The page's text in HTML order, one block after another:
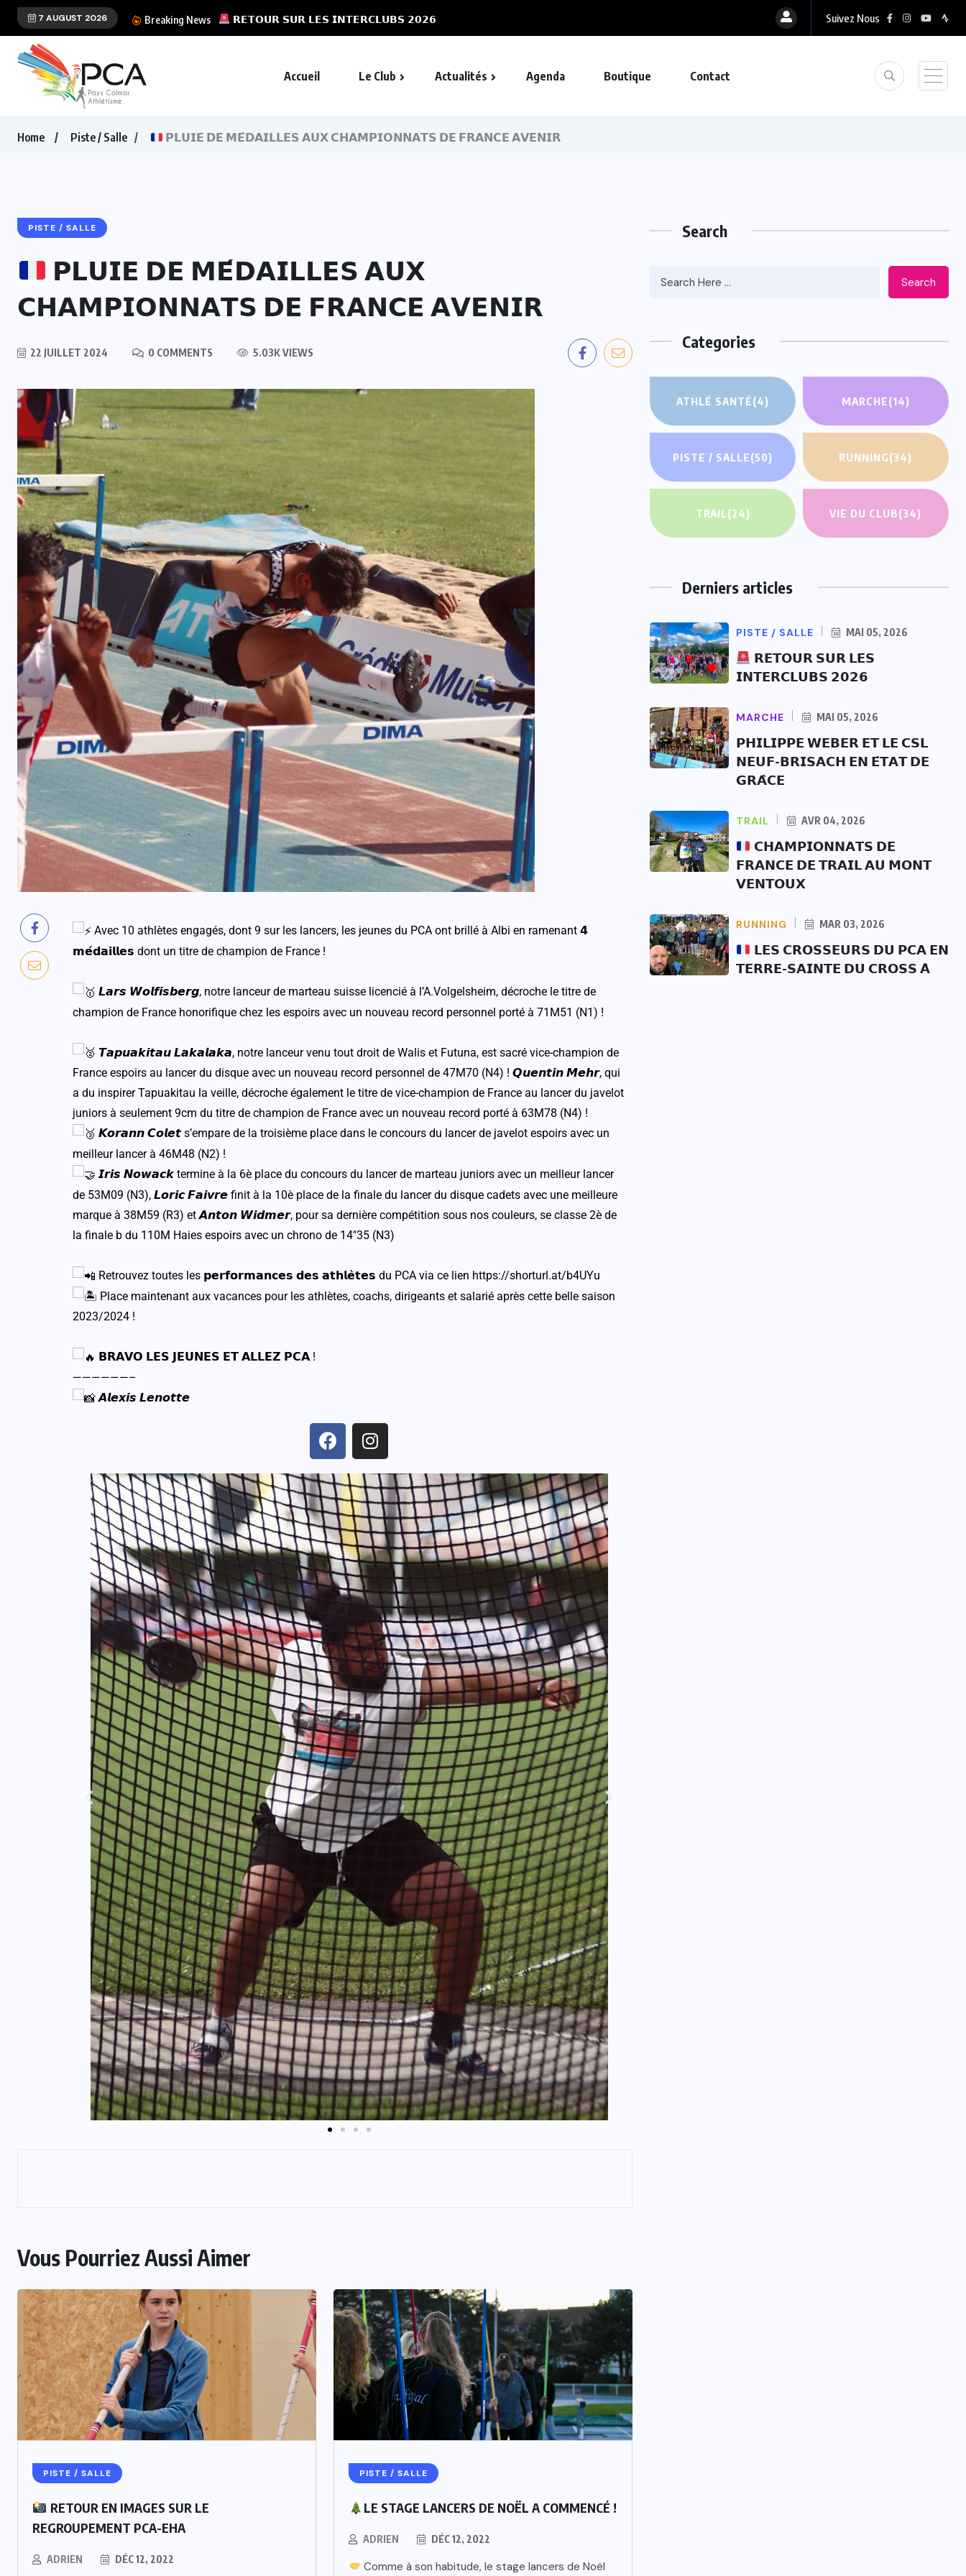
7 AUGUST 2026 Breaking News 𝗥𝗘𝗧𝗢𝗨𝗥 𝗦𝗨𝗥 𝗟𝗘𝗦 𝗜𝗡𝗧𝗘𝗥𝗖𝗟𝗨𝗕𝗦 𝟮𝟬𝟮𝟲 Suivez Nous
Accueil Le Club Actualités Agenda Boutique Contact
Home Piste / Salle 𝗣𝗟𝗨𝗜𝗘 𝗗𝗘 𝗠𝗘́𝗗𝗔𝗜𝗟𝗟𝗘𝗦 𝗔𝗨𝗫 𝗖𝗛𝗔𝗠𝗣𝗜𝗢𝗡𝗡𝗔𝗧𝗦 𝗗𝗘 𝗙𝗥𝗔𝗡𝗖𝗘 𝗔𝗩𝗘𝗡𝗜𝗥
PISTE / SALLE
𝗣𝗟𝗨𝗜𝗘 𝗗𝗘 𝗠𝗘́𝗗𝗔𝗜𝗟𝗟𝗘𝗦 𝗔𝗨𝗫
𝗖𝗛𝗔𝗠𝗣𝗜𝗢𝗡𝗡𝗔𝗧𝗦 𝗗𝗘 𝗙𝗥𝗔𝗡𝗖𝗘 𝗔𝗩𝗘𝗡𝗜𝗥
22 JUILLET 2024 0 COMMENTS 5.03K VIEWS
Avec 10 athlètes engagés, dont 9 sur les lancers, les jeunes du PCA ont brillé à Albi en ramenant 𝟰
𝗺𝗲́𝗱𝗮𝗶𝗹𝗹𝗲𝘀 dont un titre de champion de France !
𝙇𝙖𝙧𝙨 𝙒𝙤𝙡𝙛𝙞𝙨𝙗𝙚𝙧𝙜, notre lanceur de marteau suisse licencié à l’A.Volgelsheim, décroche le titre de
champion de France honorifique chez les espoirs avec un nouveau record personnel porté à 71M51 (N1) !
𝙏𝙖𝙥𝙪𝙖𝙠𝙞𝙩𝙖𝙪 𝙇𝙖𝙠𝙖𝙡𝙖𝙠𝙖, notre lanceur venu tout droit de Walis et Futuna, est sacré vice-champion de
France espoirs au lancer du disque avec un nouveau record personnel de 47M70 (N4) ! 𝙌𝙪𝙚𝙣𝙩𝙞𝙣 𝙈𝙚𝙝𝙧, qui
a du inspirer Tapuakitau la veille, décroche également le titre de vice-champion de France au lancer du javelot
juniors à seulement 9cm du titre de champion de France avec un nouveau record porté à 63M78 (N4) !
𝙆𝙤𝙧𝙖𝙣𝙣 𝘾𝙤𝙡𝙚𝙩 s’empare de la troisième place dans le concours du lancer de javelot espoirs avec un
meilleur lancer à 46M48 (N2) !
𝙄𝙧𝙞𝙨 𝙉𝙤𝙬𝙖𝙘𝙠 termine à la 6è place du concours du lancer de marteau juniors avec un meilleur lancer
de 53M09 (N3), 𝙇𝙤𝙧𝙞𝙘 𝙁𝙖𝙞𝙫𝙧𝙚 finit à la 10è place de la finale du lancer du disque cadets avec une meilleure
marque à 38M59 (R3) et 𝘼𝙣𝙩𝙤𝙣 𝙒𝙞𝙙𝙢𝙚𝙧, pour sa dernière compétition sous nos couleurs, se classe 2è de
la finale b du 110M Haies espoirs avec un chrono de 14″35 (N3)
Retrouvez toutes les 𝗽𝗲𝗿𝗳𝗼𝗿𝗺𝗮𝗻𝗰𝗲𝘀 𝗱𝗲𝘀 𝗮𝘁𝗵𝗹𝗲̀𝘁𝗲𝘀 du PCA via ce lien https://shorturl.at/b4UYu
Place maintenant aux vacances pour les athlètes, coachs, dirigeants et salarié après cette belle saison
2023/2024 !
𝗕𝗥𝗔𝗩𝗢 𝗟𝗘𝗦 𝗝𝗘𝗨𝗡𝗘𝗦 𝗘𝗧 𝗔𝗟𝗟𝗘𝗭 𝗣𝗖𝗔 !
——————–
𝘼𝙡𝙚𝙭𝙞𝙨 𝙇𝙚𝙣𝙤𝙩𝙩𝙚
Vous Pourriez Aussi Aimer
PISTE / SALLE
RETOUR EN IMAGES SUR LE
REGROUPEMENT PCA-EHA
ADRIEN DÉC 12, 2022
PISTE / SALLE
LE STAGE LANCERS DE NOËL A COMMENCÉ !
ADRIEN DÉC 12, 2022
Comme à son habitude, le stage lancers de Noël
Search
Search
Categories
ATHLÉ SANTÉ(4) MARCHE(14)
PISTE / SALLE(50) RUNNING(34)
TRAIL(24) VIE DU CLUB(34)
Derniers articles
PISTE / SALLE MAI 05, 2026
𝗥𝗘𝗧𝗢𝗨𝗥 𝗦𝗨𝗥 𝗟𝗘𝗦
𝗜𝗡𝗧𝗘𝗥𝗖𝗟𝗨𝗕𝗦 𝟮𝟬𝟮𝟲
MARCHE MAI 05, 2026
𝗣𝗛𝗜𝗟𝗜𝗣𝗣𝗘 𝗪𝗘𝗕𝗘𝗥 𝗘𝗧 𝗟𝗘 𝗖𝗦𝗟
𝗡𝗘𝗨𝗙-𝗕𝗥𝗜𝗦𝗔𝗖𝗛 𝗘𝗡 𝗘́𝗧𝗔𝗧 𝗗𝗘
𝗚𝗥𝗔̂𝗖𝗘
TRAIL AVR 04, 2026
𝗖𝗛𝗔𝗠𝗣𝗜𝗢𝗡𝗡𝗔𝗧𝗦 𝗗𝗘
𝗙𝗥𝗔𝗡𝗖𝗘 𝗗𝗘 𝗧𝗥𝗔𝗜𝗟 𝗔𝗨 𝗠𝗢𝗡𝗧
𝗩𝗘𝗡𝗧𝗢𝗨𝗫
RUNNING MAR 03, 2026
𝗟𝗘𝗦 𝗖𝗥𝗢𝗦𝗦𝗘𝗨𝗥𝗦 𝗗𝗨 𝗣𝗖𝗔 𝗘𝗡
𝗧𝗘𝗥𝗥𝗘-𝗦𝗔𝗜𝗡𝗧𝗘 𝗗𝗨 𝗖𝗥𝗢𝗦𝗦 𝗔̀